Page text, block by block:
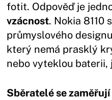
fotit. Odpověď je
vzácnost. Nokia 8110
průmyslového
který nemá prasklý
nebo vyteklou baterii,
Sběratelé se